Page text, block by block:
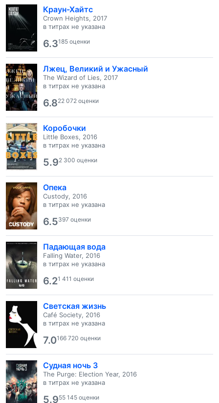
Краун-Хайтс
Crown Heights, 2017
в титрах не указана
6.3185 оценки
Лжец, Великий и Ужасный
The Wizard of Lies, 2017
в титрах не указана
6.822 072 оценки
Коробочки
Little Boxes, 2016
в титрах не указана
5.92 300 оценки
Опека
Custody, 2016
в титрах не указана
6.5397 оценки
Падающая вода
Falling Water, 2016
в титрах не указана
6.21 411 оценки
Светская жизнь
Café Society, 2016
в титрах не указана
7.0166 720 оценки
Судная ночь 3
The Purge: Election Year, 2016
в титрах не указана
5.955 145 оценки